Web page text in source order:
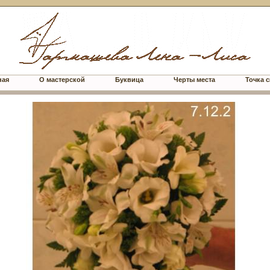
О мастерской Буквица Черты места Точка